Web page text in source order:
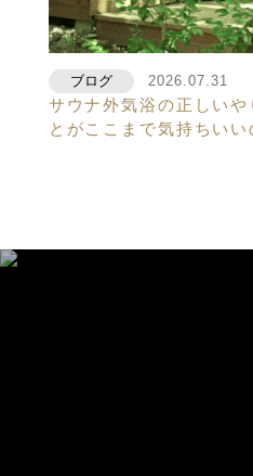
ブログ 2026.07.31
サウナ外気浴の正しいや
とがここまで気持ちいい